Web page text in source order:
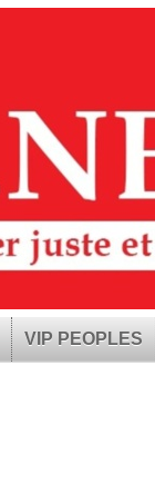
VIP PEOPLES